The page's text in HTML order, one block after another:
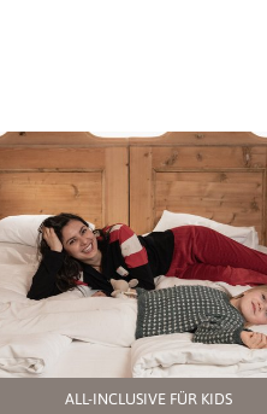
ALL-INCLUSIVE FÜR KIDS